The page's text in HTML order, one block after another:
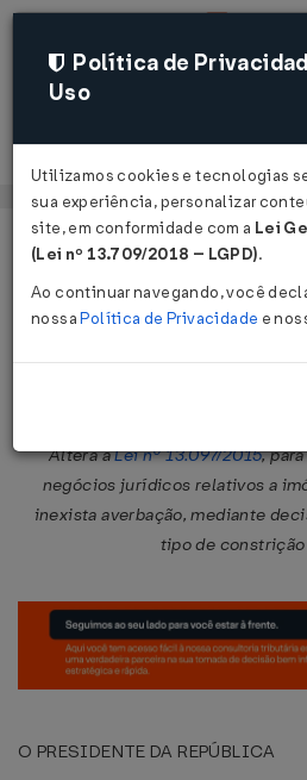
Página Inicial Legislações
Lei Nº 14825 DE
Publicado no DOU
Altera aLei nº 13.097/2015,
negócios jurídicos relativos a
inexista averbação, mediante
tipo de
O PRESIDENTE DA REPÚBLICA
Política de
Uso
Utilizamos cookies e tecnologias
sua experiência, personalizar
site, em conformidade com a Lei
(Lei nº 13.709/2018 – LGPD).
Ao continuar navegando, você
nossaPolítica de Privacidade e